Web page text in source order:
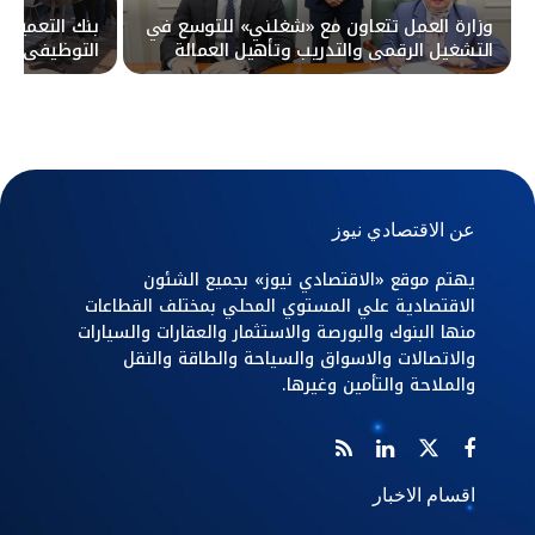
وزارة العمل تتعاون مع «شغلني» للتوسع في
التشغيل الرقمي والتدريب وتأهيل العمالة
للأسواق المحلية والخارجية
بنك
MSA
عن الاقتصادي نيوز
يهتم موقع «الاقتصادي نيوز» بجميع الشئون
الاقتصادية علي المستوي المحلي بمختلف القطاعات
منها البنوك والبورصة والاستثمار والعقارات والسيارات
والاتصالات والاسواق والسياحة والطاقة والنقل
والملاحة والتأمين وغيرها.
اقسام الاخبار